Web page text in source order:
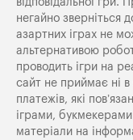
негайно зверніться
азартних іграх не
альтернативою
проводить ігри на
сайт не приймає ні в
платежів, які
іграми, букмекерами
матеріали на